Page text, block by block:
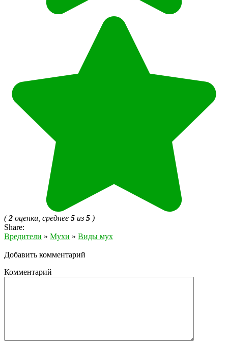
(2 оценки, среднее 5 из 5 )
Share:
Вредители » Мухи » Виды мух
Добавить комментарий
Комментарий